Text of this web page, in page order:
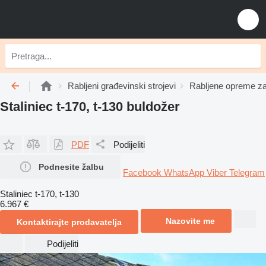
Rabljeni građevinski strojevi Rabljene opreme
Staliniec t-170, t-130 buldožer
PDF Podijeliti
Podnesite žalbu
Facebook WhatsApp Viber Telegram
Staliniec t-170, t-130
6.967 €
Kontaktirajte prodavatelja Nazovite me
Podijeliti